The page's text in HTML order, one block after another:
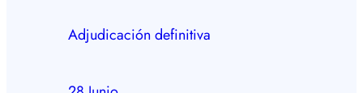
Adjudicación definitiva